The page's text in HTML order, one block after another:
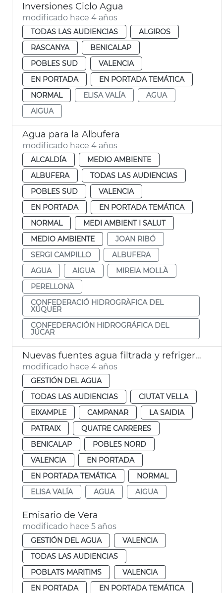
Inversiones Ciclo Agua
modificado hace 4 años
TODAS LAS AUDIENCIAS
ALGIROS
RASCANYA
BENICALAP
POBLES SUD
VALENCIA
EN PORTADA
EN PORTADA TEMÁTICA
NORMAL
ELISA VALÍA
AGUA
AIGUA
Agua para la Albufera
modificado hace 4 años
ALCALDÍA
MEDIO AMBIENTE
ALBUFERA
TODAS LAS AUDIENCIAS
POBLES SUD
VALENCIA
EN PORTADA
EN PORTADA TEMÁTICA
NORMAL
MEDI AMBIENT I SALUT
MEDIO AMBIENTE
JOAN RIBÓ
SERGI CAMPILLO
ALBUFERA
AGUA
AIGUA
MIREIA MOLLÀ
PERELLONÀ
CONFEDERACIÓ HIDROGRÀFICA DEL
XÚQUER
CONFEDERACIÓN HIDROGRÁFICA DEL
JÚCAR
Nuevas fuentes agua filtrada y refrigerada
modificado hace 4 años
GESTIÓN DEL AGUA
TODAS LAS AUDIENCIAS
CIUTAT VELLA
EIXAMPLE
CAMPANAR
LA SAIDIA
PATRAIX
QUATRE CARRERES
BENICALAP
POBLES NORD
VALENCIA
EN PORTADA
EN PORTADA TEMÁTICA
NORMAL
ELISA VALÍA
AGUA AIGUA
Emisario de Vera
modificado hace 5 años
GESTIÓN DEL AGUA
VALENCIA
TODAS LAS AUDIENCIAS
POBLATS MARITIMS
VALENCIA
EN PORTADA
EN PORTADA TEMÁTICA